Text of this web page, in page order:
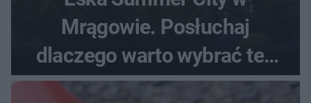
Mrągowie. Posłuchaj
dlaczego warto wybrać ten
kierunek na urlop!